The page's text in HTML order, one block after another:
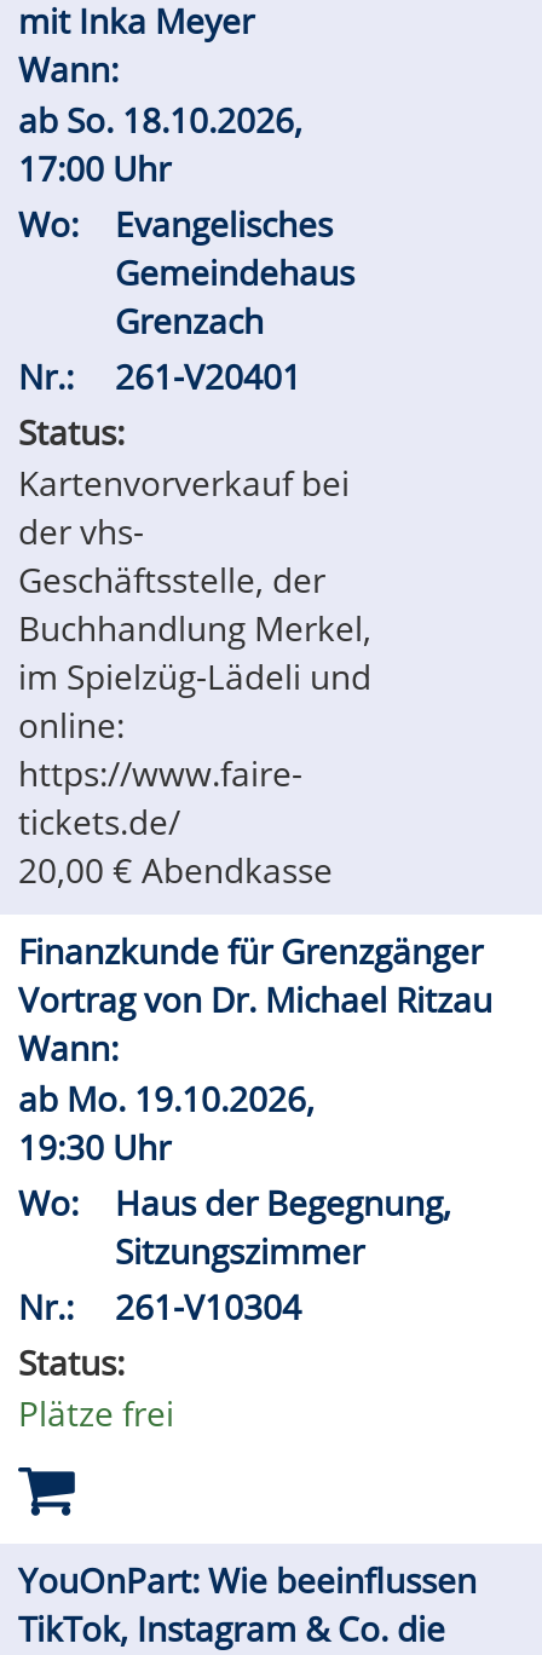
mit Inka Meyer
Wann:
ab So. 18.10.2026,
17:00 Uhr
Wo:
Evangelisches
Gemeindehaus
Grenzach
Nr.:
261-V20401
Status:
Kartenvorverkauf bei
der vhs-
Geschäftsstelle, der
Buchhandlung Merkel,
im Spielzüg-Lädeli und
online:
https://www.faire-
tickets.de/
20,00 € Abendkasse
Finanzkunde für Grenzgänger
Vortrag von Dr. Michael Ritzau
Wann:
ab Mo. 19.10.2026,
19:30 Uhr
Wo:
Haus der Begegnung,
Sitzungszimmer
Nr.:
261-V10304
Status:
Plätze frei
YouOnPart: Wie beeinflussen
TikTok, Instagram & Co. die